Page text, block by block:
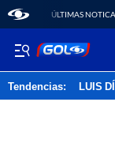
ÚLTIMAS
Tendencias: LUIS